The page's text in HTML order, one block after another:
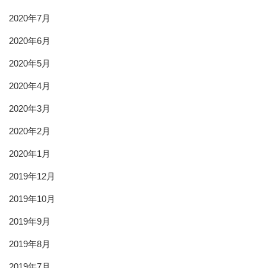
2020年7月
2020年6月
2020年5月
2020年4月
2020年3月
2020年2月
2020年1月
2019年12月
2019年10月
2019年9月
2019年8月